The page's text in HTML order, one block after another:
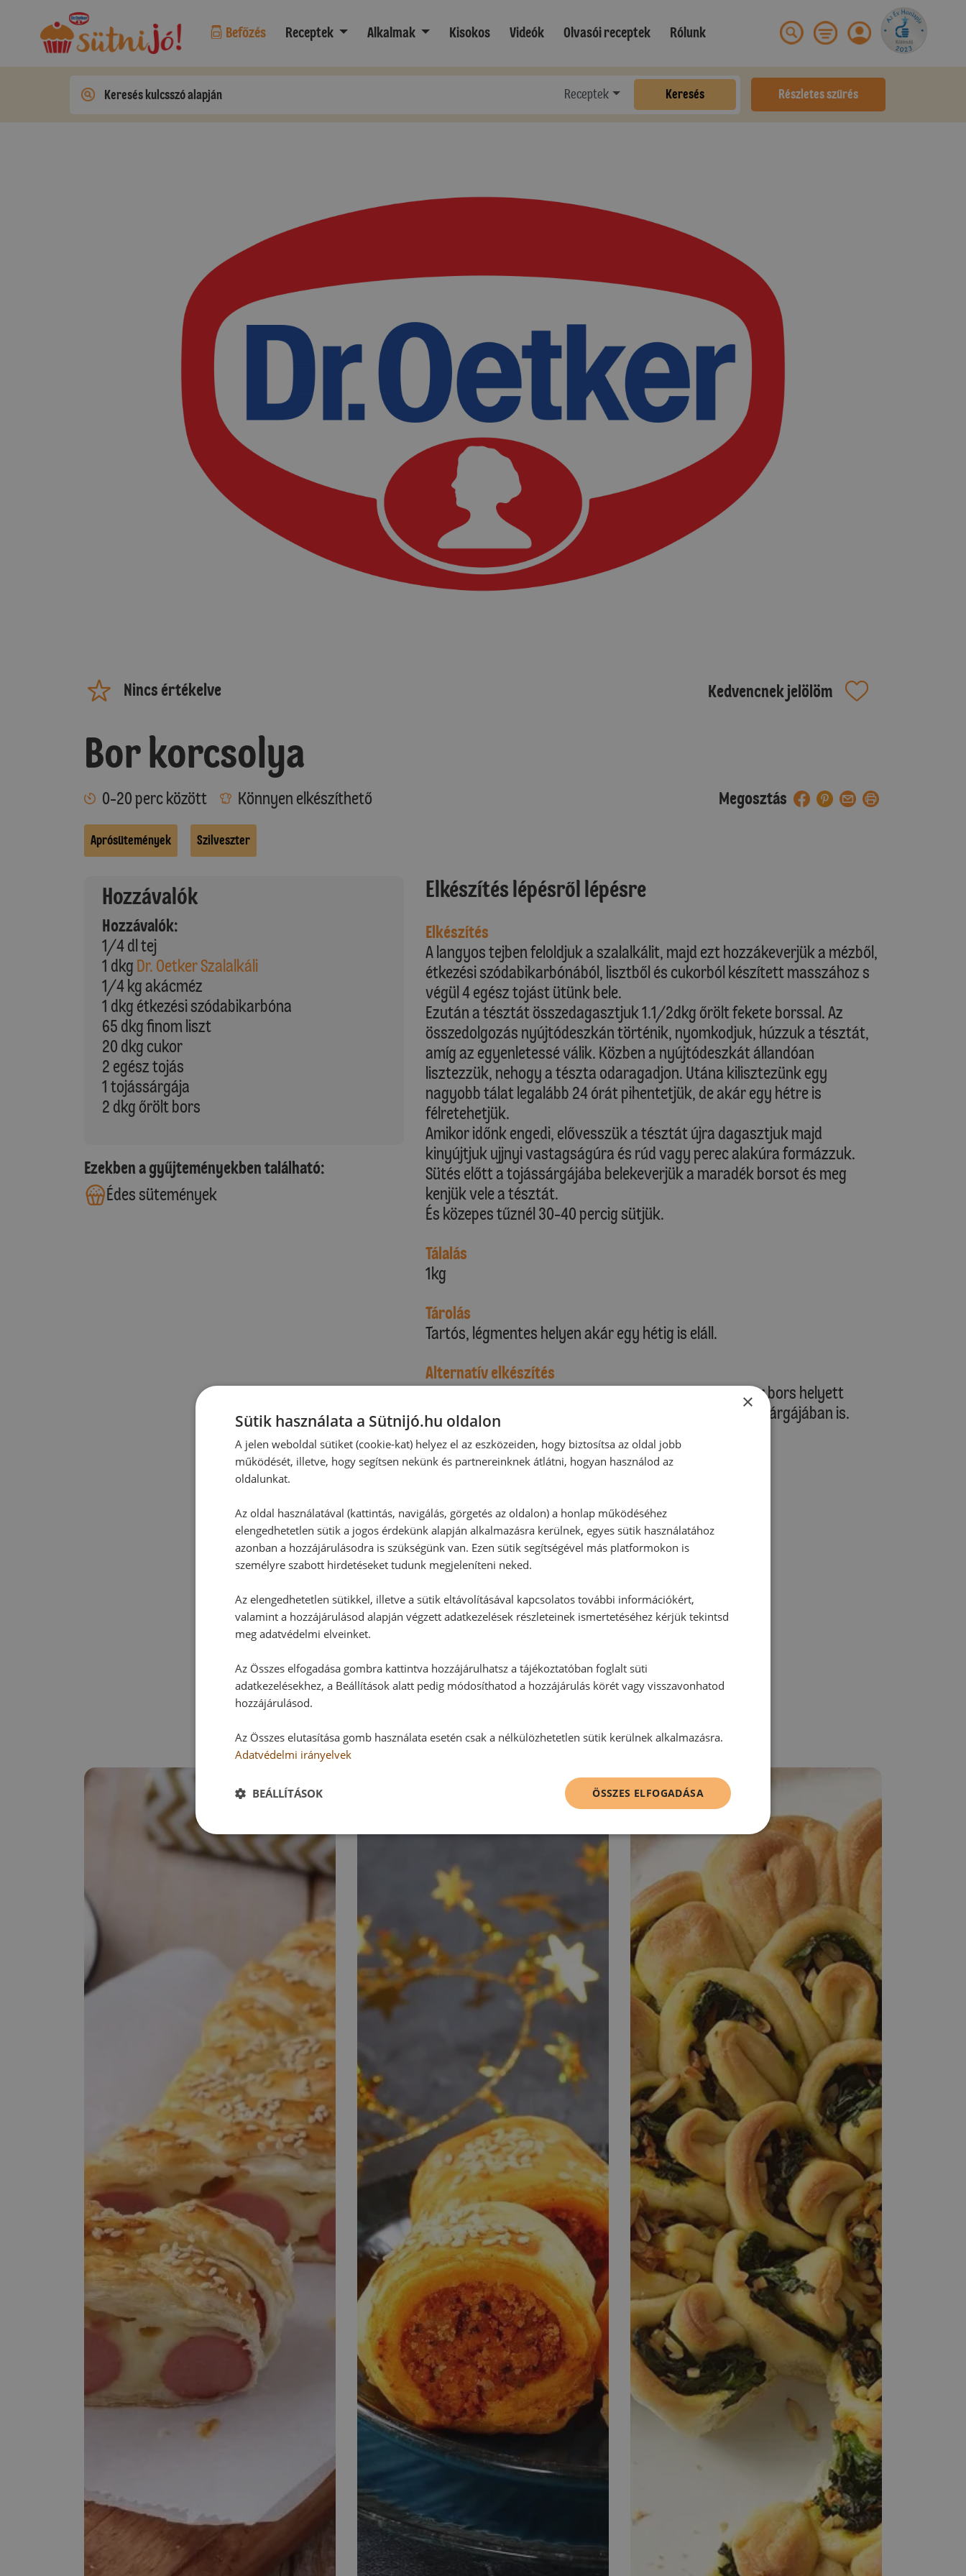
Befőzés Receptek Alkalmak Kisokos Videók Olvasói receptek Rólunk
Receptek Keresés Részletes szűrés
Nincs értékelve Kedvencnek jelölöm
Bor korcsolya
0-20 perc között Könnyen elkészíthető Megosztás
Aprósütemények Szilveszter
Hozzávalók
Hozzávalók:
1/4 dl tej
1 dkg Dr. Oetker Szalalkáli
1/4 kg akácméz
1 dkg étkezési szódabikarbóna
65 dkg finom liszt
20 dkg cukor
2 egész tojás
1 tojássárgája
2 dkg őrölt bors
Ezekben a gyűjteményekben található:
Édes sütemények
Elkészítés lépésről lépésre
Elkészítés
A langyos tejben feloldjuk a szalalkálit, majd ezt hozzákeverjük a mézből,
étkezési szódabikarbónából, lisztből és cukorból készített masszához s
végül 4 egész tojást ütünk bele.
Ezután a tésztát összedagasztjuk 1.1/2dkg őrölt fekete borssal. Az
összedolgozás nyújtódeszkán történik, nyomkodjuk, húzzuk a tésztát,
amíg az egyenletessé válik. Közben a nyújtódeszkát állandóan
lisztezzük, nehogy a tészta odaragadjon. Utána kilisztezünk egy
nagyobb tálat legalább 24 órát pihentetjük, de akár egy hétre is
félretehetjük.
Amikor időnk engedi, elővesszük a tésztát újra dagasztjuk majd
kinyújtjuk ujjnyi vastagságúra és rúd vagy perec alakúra formázzuk.
Sütés előtt a tojássárgájába belekeverjük a maradék borsot és meg
kenjük vele a tésztát.
És közepes tűznél 30-40 percig sütjük.
Tálalás
1kg
Tárolás
Tartós, légmentes helyen akár egy hétig is eláll.
Alternatív elkészítés
Ha nem akarjuk, hogy a bor túl gyorsan fogyjon, akkor bors helyett
édesnemes paprikát keverjünk a tésztában és a tojás sárgájában is.
Hozzászólások
Ehhez a recepthez még nem érkezett hozzászólás.
Hozzászólás írása
Vélemény írásához, kérjük,jelentkezz be!
RECEPTAJÁNLÓ
×
Sütik használata a Sütnijó.hu oldalon
A jelen weboldal sütiket (cookie-kat) helyez el az eszközeiden, hogy biztosítsa az oldal jobb
működését, illetve, hogy segítsen nekünk és partnereinknek átlátni, hogyan használod az
oldalunkat.
Az oldal használatával (kattintás, navigálás, görgetés az oldalon) a honlap működéséhez
elengedhetetlen sütik a jogos érdekünk alapján alkalmazásra kerülnek, egyes sütik használatához
azonban a hozzájárulásodra is szükségünk van. Ezen sütik segítségével más platformokon is
személyre szabott hirdetéseket tudunk megjeleníteni neked.
Az elengedhetetlen sütikkel, illetve a sütik eltávolításával kapcsolatos további információkért,
valamint a hozzájárulásod alapján végzett adatkezelések részleteinek ismertetéséhez kérjük tekintsd
meg adatvédelmi elveinket.
Az Összes elfogadása gombra kattintva hozzájárulhatsz a tájékoztatóban foglalt süti
adatkezelésekhez, a Beállítások alatt pedig módosíthatod a hozzájárulás körét vagy visszavonhatod
hozzájárulásod.
Az Összes elutasítása gomb használata esetén csak a nélkülözhetetlen sütik kerülnek alkalmazásra.
Adatvédelmi irányelvek
ÖSSZES ELFOGADÁSA
BEÁLLÍTÁSOK